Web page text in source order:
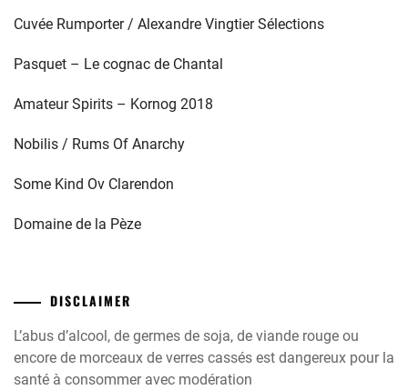
Cuvée Rumporter / Alexandre Vingtier Sélections
Pasquet – Le cognac de Chantal
Amateur Spirits – Kornog 2018
Nobilis / Rums Of Anarchy
Some Kind Ov Clarendon
Domaine de la Pèze
DISCLAIMER
L’abus d’alcool, de germes de soja, de viande rouge ou
encore de morceaux de verres cassés est dangereux pour la
santé à consommer avec modération